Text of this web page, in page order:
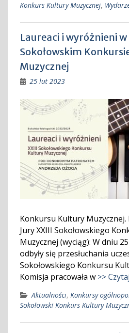
Konkurs Kultury Muzycznej,
Laureaci i wyróżnieni w
Sokołowskim
Muzycznej
25 lut 2023
Konkursu Kultury Muzycznej.
Jury XXIII Sokołowskiego
Muzycznej (wyciąg): W dniu
odbyły się przesłuchania
Sokołowskiego Konkursu
Komisja pracowała w >>
Aktualności, Konkursy
Sokołowski Konkurs Kultury